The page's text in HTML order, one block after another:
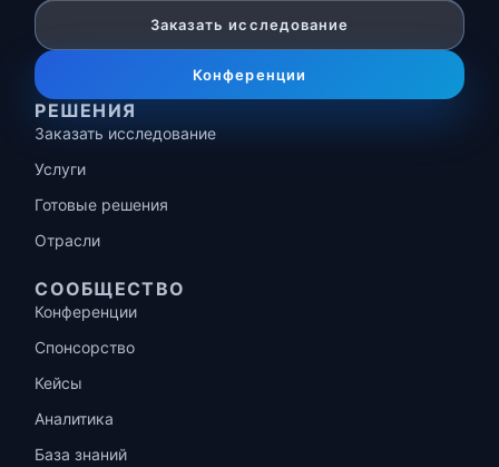
Заказать исследование
Конференции
РЕШЕНИЯ
Заказать исследование
Услуги
Готовые решения
Отрасли
СООБЩЕСТВО
Конференции
Спонсорство
Кейсы
Аналитика
База знаний